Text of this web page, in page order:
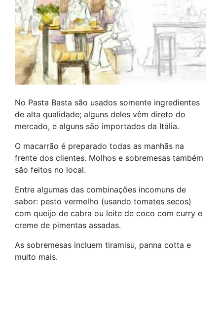
No Pasta Basta são usados somente ingredientes
de alta qualidade; alguns deles vêm direto do
mercado, e alguns são importados da Itália.
O macarrão é preparado todas as manhãs na
frente dos clientes. Molhos e sobremesas também
são feitos no local.
Entre algumas das combinações incomuns de
sabor: pesto vermelho (usando tomates secos)
com queijo de cabra ou leite de coco com curry e
creme de pimentas assadas.
As sobremesas incluem tiramisu, panna cotta e
muito mais.